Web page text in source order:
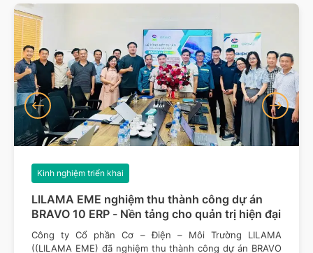
LILAMA EME nghiệm thu thành công dự án
BRAVO 10 ERP - Nền tảng cho quản trị hiện đại
Kinh nghiệm triển khai
Công ty Cổ phần Cơ – Điện – Môi Trường LILAMA
((LILAMA EME) đã nghiệm thu thành công dự án BRAVO